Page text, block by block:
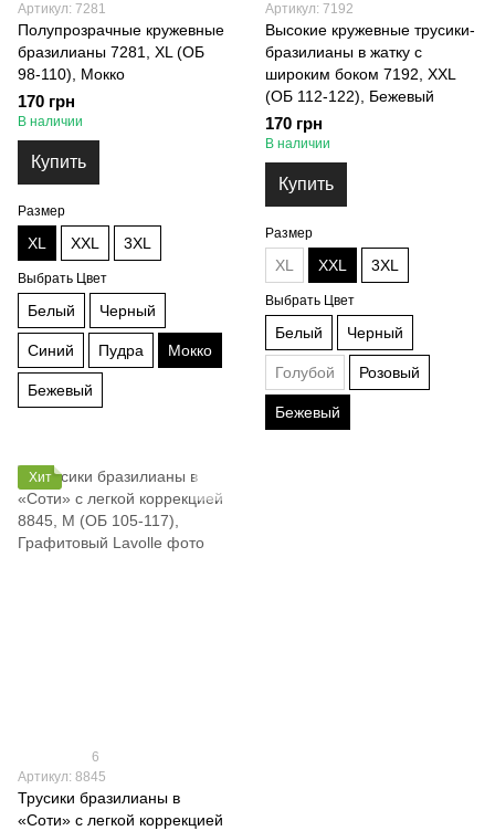
Артикул: 7281
Полупрозрачные кружевные
бразилианы 7281, XL (ОБ
98-110), Мокко
170 грн
В наличии
Купить
Размер
XL XXL 3XL
Выбрать Цвет
Белый Черный
Синий Пудра Мокко
Бежевый
Артикул: 7192
Высокие кружевные трусики-
бразилианы в жатку с
широким боком 7192, XXL
(ОБ 112-122), Бежевый
170 грн
В наличии
Купить
Размер
XL XXL 3XL
Выбрать Цвет
Белый Черный
Голубой Розовый
Бежевый
Хит
6
Артикул: 8845
Трусики бразилианы в
«Соти» с легкой коррекцией